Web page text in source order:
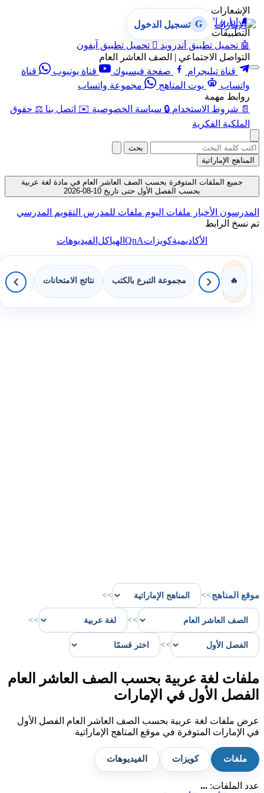
الإشعارات
🔔 إدارة الإشعارات
التطبيقات
🤖 تحميل تطبيق أندرويد  تحميل تطبيق آيفون
التواصل الاجتماعي | الصف العاشر العام
قناة تيليجرام
صفحة فيسبوك قناة يوتيوب
قناة
واتساب
بوت المناهج
مجموعة واتساب
روابط مهمة
📄 شروط الاستخدام 🔒 سياسة الخصوصية ✉️ اتصل بنا ⚖️ حقوق
الملكية الفكرية
G تسجيل الدخول
بحث
المناهج الإماراتية
جميع الملفات المتوفرة بحسب الصف العاشر العام في مادة لغة عربية
بحسب الفصل الأول حتى تاريخ 10-08-2026
المدرسون الأخبار ملفات اليوم ملفات للمدرس التقويم المدرسي
تم نسخ الرابط
الأكاديميةكويزاتQnAالهياكلالفيديوهات
🔥 مجموعة التبرع بالكتب نتائج الامتحانات
موقع المناهج>>
>>
>>
>>
>>
ملفات لغة عربية بحسب الصف العاشر العام
الفصل الأول في الإمارات
عرض ملفات لغة عربية بحسب الصف العاشر العام الفصل الأول
في الإمارات المتوفرة في موقع المناهج الإماراتية
ملفات كويزات الفيديوهات
عدد الملفات: ...